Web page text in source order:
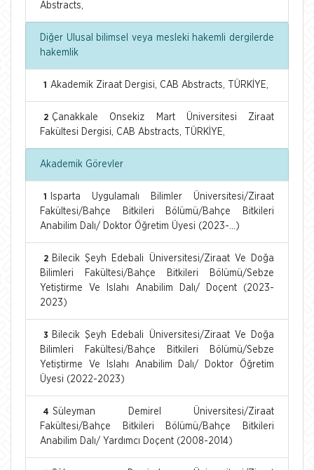
Abstracts,
Diğer Ulusal bilimsel veya mesleki hakemli dergilerde
hakemlik
1 Akademik Ziraat Dergisi, CAB Abstracts, TÜRKİYE,
2 Çanakkale Onsekiz Mart Üniversitesi Ziraat
Fakültesi Dergisi, CAB Abstracts, TÜRKİYE,
Akademik Görevler
1
Isparta Uygulamalı Bilimler Üniversitesi/Ziraat
Fakültesi/Bahçe Bitkileri Bölümü/Bahçe Bitkileri
Anabilim Dalı/ Doktor Öğretim Üyesi (2023-...)
2 Bilecik Şeyh Edebali Üniversitesi/Ziraat Ve Doğa
Bilimleri Fakültesi/Bahçe Bitkileri Bölümü/Sebze
Yetiştirme Ve Islahı Anabilim Dalı/ Doçent (2023-
2023)
3
Bilecik Şeyh Edebali Üniversitesi/Ziraat Ve Doğa
Bilimleri Fakültesi/Bahçe Bitkileri Bölümü/Sebze
Yetiştirme Ve Islahı Anabilim Dalı/ Doktor Öğretim
Üyesi (2022-2023)
4 Süleyman Demirel Üniversitesi/Ziraat
Fakültesi/Bahçe Bitkileri Bölümü/Bahçe Bitkileri
Anabilim Dalı/ Yardımcı Doçent (2008-2014)